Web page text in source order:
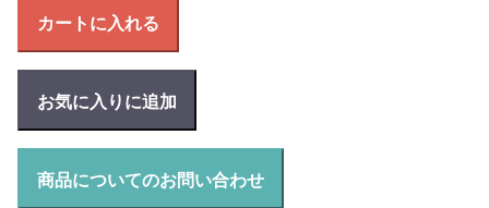
カートに入れる
お気に入りに追加
商品についてのお問い合わせ